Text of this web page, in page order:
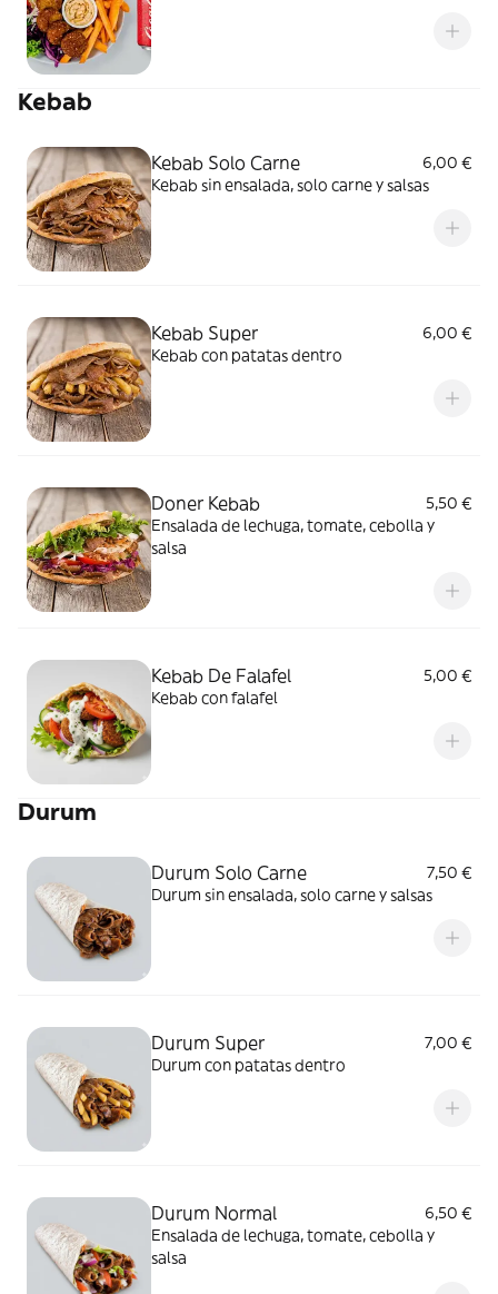
Kebab
Kebab Solo Carne
6,00 €
Kebab sin ensalada, solo carne y salsas
Kebab Super
6,00 €
Kebab con patatas dentro
Doner Kebab
5,50 €
Ensalada de lechuga, tomate, cebolla y
salsa
Kebab De Falafel
5,00 €
Kebab con falafel
Durum
Durum Solo Carne
7,50 €
Durum sin ensalada, solo carne y salsas
Durum Super
7,00 €
Durum con patatas dentro
Durum Normal
6,50 €
Ensalada de lechuga, tomate, cebolla y
salsa